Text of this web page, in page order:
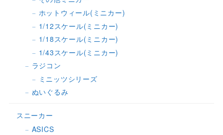
ホットウィール(ミニカー)
1/12スケール(ミニカー)
1/18スケール(ミニカー)
1/43スケール(ミニカー)
ラジコン
ミニッツシリーズ
ぬいぐるみ
スニーカー
ASICS